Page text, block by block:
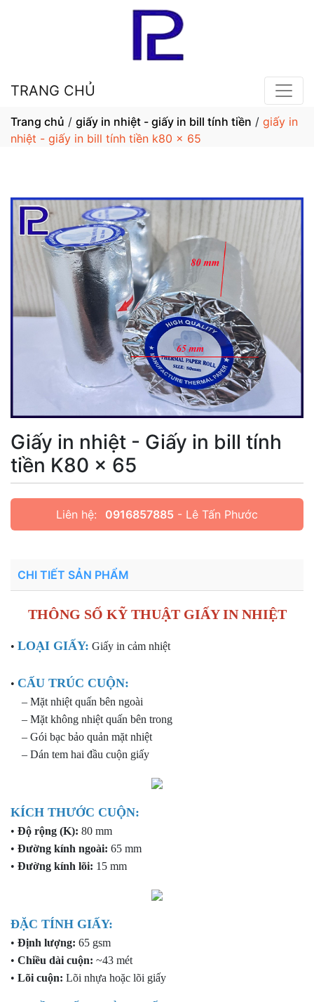
TRANG CHỦ
Trang chủ / giấy in nhiệt - giấy in bill tính tiền / giấy in
nhiệt - giấy in bill tính tiền k80 x 65
Giấy in nhiệt - Giấy in bill tính
tiền K80 x 65
Liên hệ: 0916857885 - Lê Tấn Phước
CHI TIẾT SẢN PHẨM
THÔNG SỐ KỸ THUẬT GIẤY IN NHIỆT
• LOẠI GIẤY: Giấy in cảm nhiệt
• CẤU TRÚC CUỘN:
– Mặt nhiệt quấn bên ngoài
– Mặt không nhiệt quấn bên trong
– Gói bạc bảo quản mặt nhiệt
– Dán tem hai đầu cuộn giấy
KÍCH THƯỚC CUỘN:
• Độ rộng (K): 80 mm
• Đường kính ngoài: 65 mm
• Đường kính lõi: 15 mm
ĐẶC TÍNH GIẤY:
• Định lượng: 65 gsm
• Chiều dài cuộn: ~43 mét
• Lõi cuộn: Lõi nhựa hoặc lõi giấy